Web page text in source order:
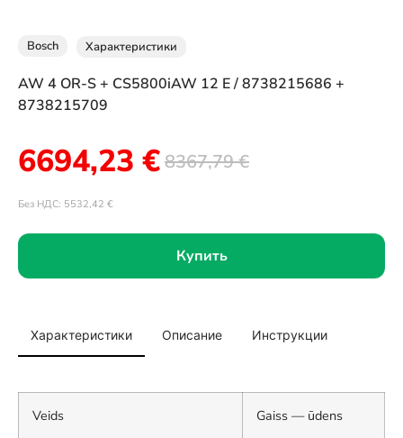
Bosch Характеристики
AW 4 OR-S + CS5800iAW 12 E / 8738215686 +
8738215709
8367,79€
6694,23 €
Без НДС: 5532,42 €
Купить
Характеристики Описание Инструкции
Veids Gaiss — ūdens